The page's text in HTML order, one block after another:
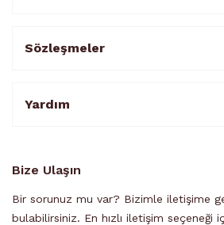
Sözleşmeler
Yardım
Bize Ulaşın
Bir sorunuz mu var? Bizimle iletişime
bulabilirsiniz. En hızlı iletişim seçeneği